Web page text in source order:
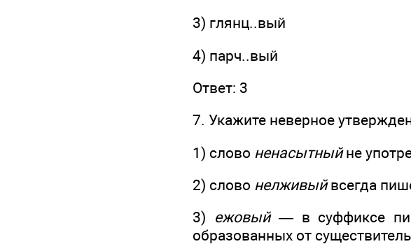
3) глянц..вый
4) парч..вый
Ответ: 3
7. Укажите неверное
1) слово ненасытныйне
2) слово нелживыйвсегда
3) ежовый —в суффиксе
образованных от